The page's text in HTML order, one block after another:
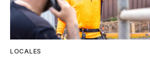
LOCALES